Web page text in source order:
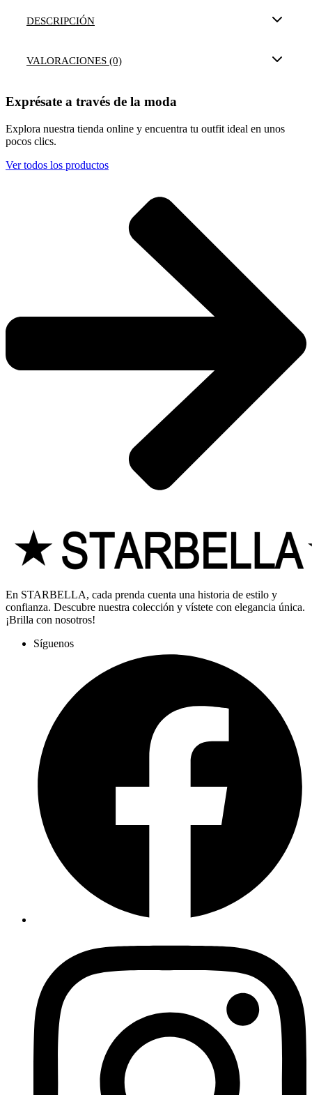
DESCRIPCIÓN
VALORACIONES (0)
Exprésate a través de la moda
Explora nuestra tienda online y encuentra tu outfit ideal en unos
pocos clics.
Ver todos los productos
En STARBELLA, cada prenda cuenta una historia de estilo y
confianza. Descubre nuestra colección y vístete con elegancia única.
¡Brilla con nosotros!
Síguenos